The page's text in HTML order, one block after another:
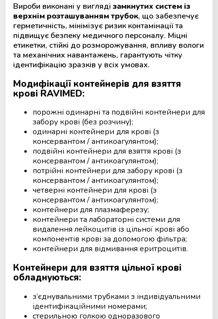
Вироби виконані у виглядізамкнутих систем із
верхнім розташуванням трубок, що забезпечує
герметичність, мінімізує ризик контамінації та
підвищує безпеку медичного персоналу. Міцні
етикетки, стійкі до розморожування, впливу вологи
та механічних навантажень, гарантують чітку
ідентифікацію зразків у всіх умовах.
Модифікації контейнерів для взяття
крові RAVIMED:
порожні одинарні та подвійні контейнери для
забору крові (без розчину);
одинарні контейнери для крові (з
консервантом / антикоагулянтом);
подвійні контейнери для взяття крові (з
консервантом / антикоагулянтом);
потрійні контейнери для забору крові (з
консервантом / антикоагулянтом);
четверні контейнери для крові (з
консервантом / антикоагулянтом);
контейнери для плазмаферезу;
контейнери та лабораторні системи для
видалення лейкоцитів із цільної крові або
компонентів крові за допомогою фільтра;
контейнери для відмивання еритроцитів.
Контейнери для взяття цільної крові
обладнуються:
з’єднувальними трубками з індивідуальними
ідентифікаційними номерами;
стерильною голкою одноразового